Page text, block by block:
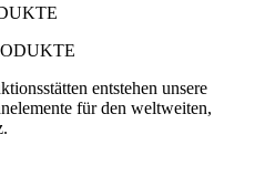
entstehen unsere
für den weltweiten,